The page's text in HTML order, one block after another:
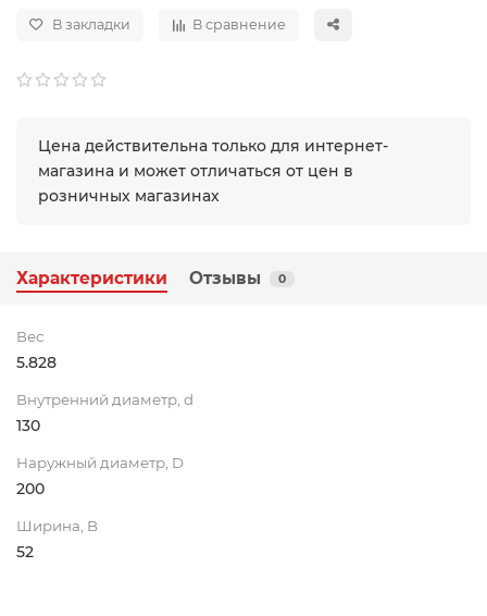
В закладки В сравнение
Цена действительна только для интернет-
магазина и может отличаться от цен в
розничных магазинах
Характеристики Отзывы 0
Вес
5.828
Внутренний диаметр, d
130
Наружный диаметр, D
200
Ширина, B
52